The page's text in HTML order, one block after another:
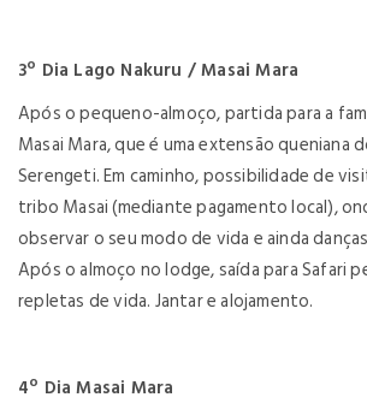
3º Dia Lago Nakuru / Masai Mara
Após o pequeno-almoço, partida para a
Masai Mara, que é uma extensão queniana
Serengeti. Em caminho, possibilidade de
tribo Masai (mediante pagamento local),
observar o seu modo de vida e ainda
Após o almoço no lodge, saída para Safari
repletas de vida. Jantar e alojamento.
4º Dia Masai Mara